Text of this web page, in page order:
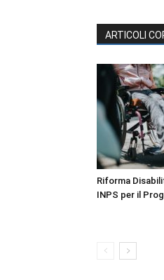
ARTICOLI
Riforma
INPS per il